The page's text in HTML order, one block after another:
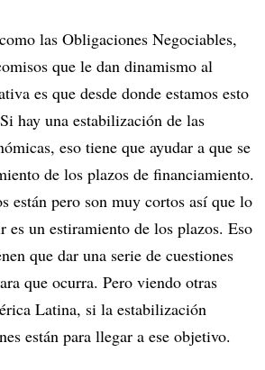
las Obligaciones Negociables,
que le dan dinamismo al
es que desde donde estamos esto
hay una estabilización de las
eso tiene que ayudar a que se
de los plazos de financiamiento.
están pero son muy cortos así que lo
es un estiramiento de los plazos. Eso
que dar una serie de cuestiones
que ocurra. Pero viendo otras
Latina, si la estabilización
están para llegar a ese objetivo.